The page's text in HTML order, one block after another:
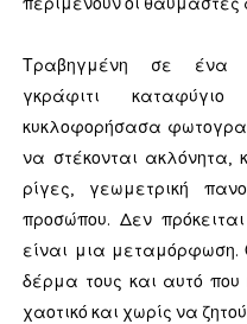
Τραβηγμένη σε ένα
γκράφιτι
κυκλοφορήσασα
να στέκονται ακλόνητα,
ρίγες, γεωμετρική
προσώπου. Δεν
είναι μια μεταμόρφωση.
δέρμα τους και αυτό
χαοτικό και χωρίς να